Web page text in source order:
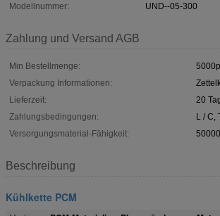
Modellnummer:
UND--05-300
Zahlung und Versand AGB
Min Bestellmenge:
Verpackung Informationen:
Lieferzeit:
20
Zahlungsbedingungen:
L / C,
Versorgungsmaterial-Fähigkeit:
Beschreibung
Kühlkette PCM